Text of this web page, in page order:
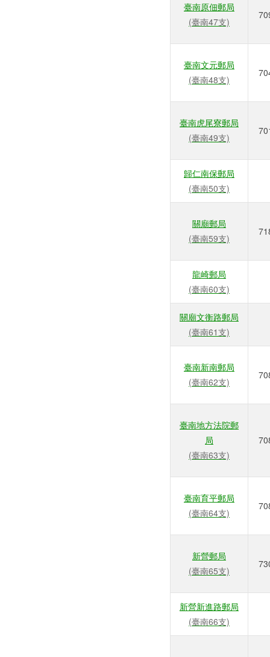
臺南原佃郵局
(臺南47支)
臺南文元郵局
(臺南48支)
臺南虎尾寮郵局
(臺南49支)
歸仁南保郵局
(臺南50支)
關廟郵局
(臺南59支)
龍崎郵局
(臺南60支)
關廟文衡路郵局
(臺南61支)
臺南新南郵局
(臺南62支)
臺南地方法院郵
局
(臺南63支)
臺南育平郵局
(臺南64支)
新營郵局
(臺南65支)
新營新進路郵局
(臺南66支)